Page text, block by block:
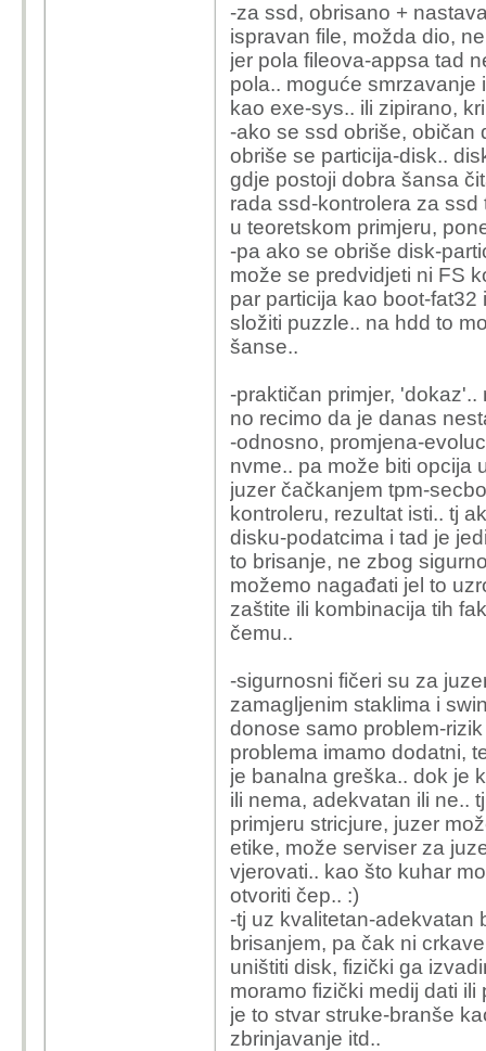
-za ssd, obrisano +
ispravan file, možda dio,
jer pola fileova-appsa tad
pola.. moguće smrzavanje
kao exe-sys.. ili zipirano,
-ako se ssd obriše, običan
obriše se particija-disk..
gdje postoji dobra šansa
rada ssd-kontrolera za
u teoretskom primjeru,
-pa ako se obriše disk-
može se predvidjeti ni FS
par particija kao boot-
složiti puzzle.. na hdd to
šanse..
-praktičan primjer,
no recimo da je danas
-odnosno, promjena-
nvme.. pa može biti opcija
juzer čačkanjem tpm-
kontroleru, rezultat isti.. tj
disku-podatcima i tad je
to brisanje, ne zbog
možemo nagađati jel to
zaštite ili kombinacija tih
čemu..
-sigurnosni fičeri su za
zamagljenim staklima i
donose samo problem-
problema imamo dodatni,
je banalna greška.. dok je
ili nema, adekvatan ili ne..
primjeru stricjure, juzer
etike, može serviser za
vjerovati.. kao što kuhar
otvoriti čep.. :)
-tj uz kvalitetan-adekvatan
brisanjem, pa čak ni
uništiti disk, fizički ga
moramo fizički medij dati
je to stvar struke-branše
zbrinjavanje itd..